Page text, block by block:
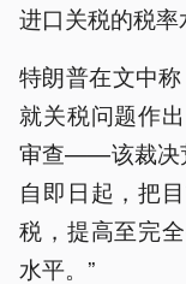
进口关税的税率
特朗普在文中
就关税问题作
审查——该裁决
自即日起，把
税，提高至完
水平。”